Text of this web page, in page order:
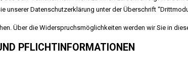
unserer Datenschutzerklärung unter der Überschrift
Über die Widerspruchsmöglichkeiten werden wir Sie in
PFLICHTINFORMATIONEN